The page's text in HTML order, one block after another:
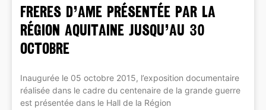
FRERES D’AME présentée par la
Région Aquitaine jusqu’au 30
octobre
Inaugurée le 05 octobre 2015, l’exposition documentaire
réalisée dans le cadre du centenaire de la grande guerre
est présentée dans le Hall de la Région